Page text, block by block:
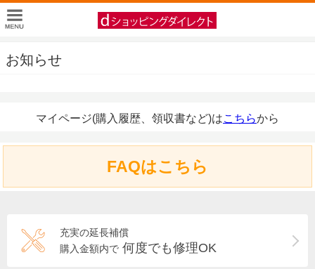
お知らせ
マイページ(購入履歴、領収書など)はこちらから
FAQはこちら
充実の延長補償
購入金額内で 何度でも修理OK